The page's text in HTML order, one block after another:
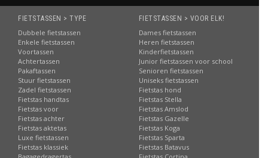
FIETSTASSEN > TYPE
Dubbele fietstassen
Enkele fietstassen
Voortassen
Achtertassen
Pakaftassen
Stuur fietstassen
Zadel fietstassen
Fietstas handtas
Fietstas voor
Fietstas achter
Fietstas aktetas
Luxe fietstassen
Fietstas klassiek
FIETSTASSEN > VOOR ELK!
Dames fietstassen
Heren fietstassen
Kinderfietstassen
Junior fietstassen voor school
Senioren fietstassen
Uniseks fietstassen
Fietstas hond
Fietstas Stella
Fietstas Amslod
Fietstas Gazelle
Fietstas Koga
Fietstas Sparta
Fietstas Batavus